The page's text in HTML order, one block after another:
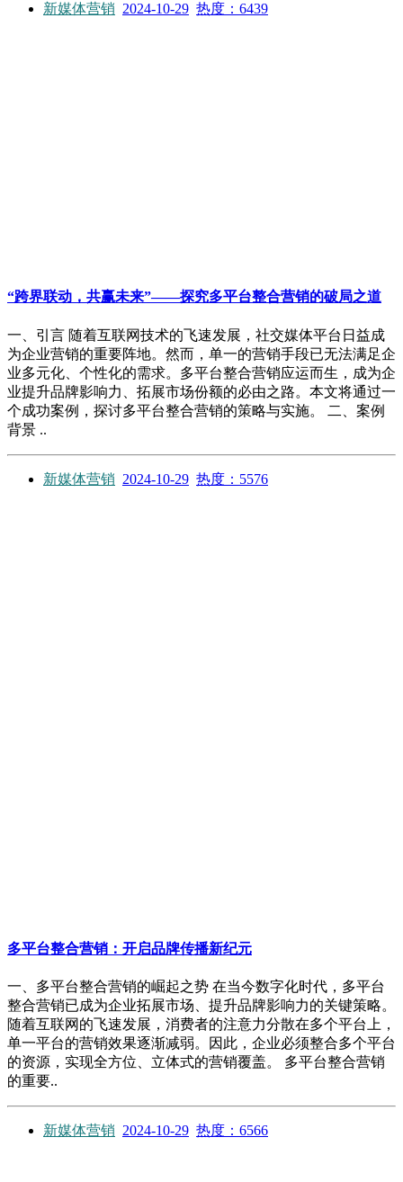
新媒体营销 2024-10-29 热度：6439
“跨界联动，共赢未来”——探究多平台整合营销的破局之道
一、引言 随着互联网技术的飞速发展，社交媒体平台日益成
为企业营销的重要阵地。然而，单一的营销手段已无法满足企
业多元化、个性化的需求。多平台整合营销应运而生，成为企
业提升品牌影响力、拓展市场份额的必由之路。本文将通过一
个成功案例，探讨多平台整合营销的策略与实施。 二、案例
背景 ..
新媒体营销 2024-10-29 热度：5576
多平台整合营销：开启品牌传播新纪元
一、多平台整合营销的崛起之势 在当今数字化时代，多平台
整合营销已成为企业拓展市场、提升品牌影响力的关键策略。
随着互联网的飞速发展，消费者的注意力分散在多个平台上，
单一平台的营销效果逐渐减弱。因此，企业必须整合多个平台
的资源，实现全方位、立体式的营销覆盖。 多平台整合营销
的重要..
新媒体营销 2024-10-29 热度：6566